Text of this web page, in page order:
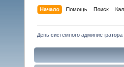
Начало Помощь Поиск
День системного администратора